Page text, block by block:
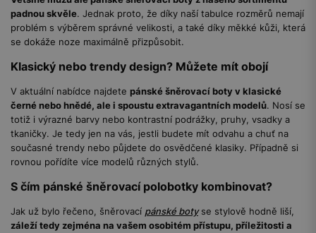
padnou skvěle. Jednak proto, že díky naší tabulce rozměrů nemají
problém s výběrem správné velikosti, a také díky měkké kůži, která
se dokáže noze maximálně přizpůsobit.
Klasický nebo trendy design? Můžete mít obojí
V aktuální nabídce najdete pánské šněrovací boty v klasické
černé nebo hnědé, ale i spoustu extravagantních modelů. Nosí se
totiž i výrazné barvy nebo kontrastní podrážky, pruhy, vsadky a
tkaničky. Je tedy jen na vás, jestli budete mít odvahu a chuť na
současné trendy nebo půjdete do osvědčené klasiky. Případně si
rovnou pořídíte více modelů různých stylů.
S čím pánské šněrovací polobotky kombinovat?
Jak už bylo řečeno, šněrovací pánské botyse stylově hodně liší,
záleží tedy zejména na vašem osobitém přístupu, příležitosti a